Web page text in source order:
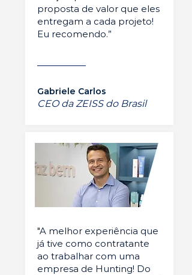
proposta de valor que eles
entregam a cada projeto!
Eu recomendo.”
Gabriele Carlos
CEO da ZEISS do Brasil
"A melhor experiência que
já tive como contratante
ao trabalhar com uma
empresa de Hunting! Do